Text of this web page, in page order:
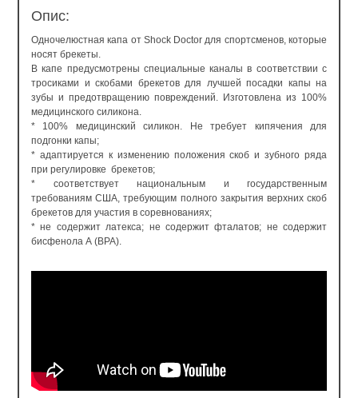
Опис:
Одночелюстная капа от Shock Doctor для спортсменов, которые
носят брекеты.
В капе предусмотрены специальные каналы в соответствии с
тросиками и скобами брекетов для лучшей посадки капы на
зубы и предотвращению повреждений. Изготовлена из 100%
медицинского силикона.
* 100% медицинский силикон. Не требует кипячения для
подгонки капы;
* адаптируется к изменению положения скоб и зубного ряда
при регулировке брекетов;
* соответствует национальным и государственным
требованиям США, требующим полного закрытия верхних скоб
брекетов для участия в соревнованиях;
* не содержит латекса; не содержит фталатов; не содержит
бисфенола А (BPA).